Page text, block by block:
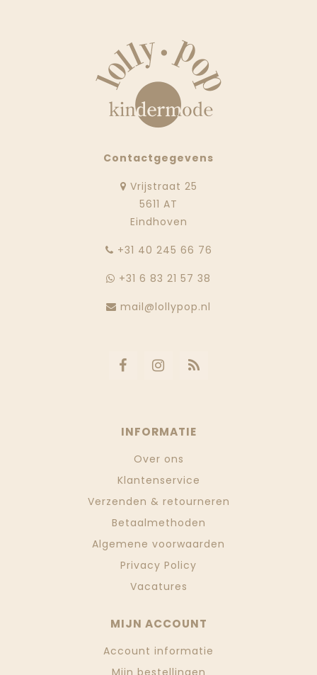
Contactgegevens
Vrijstraat 25
5611 AT
Eindhoven
‭+31 40 245 66 76
+31 6 83 21 57 38
mail@lollypop.nl
INFORMATIE
Over ons
Klantenservice
Verzenden & retourneren
Betaalmethoden
Algemene voorwaarden
Privacy Policy
Vacatures
MIJN ACCOUNT
Account informatie